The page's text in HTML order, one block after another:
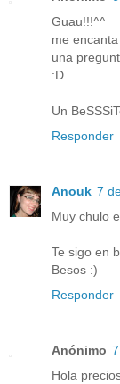
Guau!!!^^
me
una
:D
Un
Responder
Anouk 7
Muy chulo
Te sigo en
Besos :)
Responder
Anónimo
Hola